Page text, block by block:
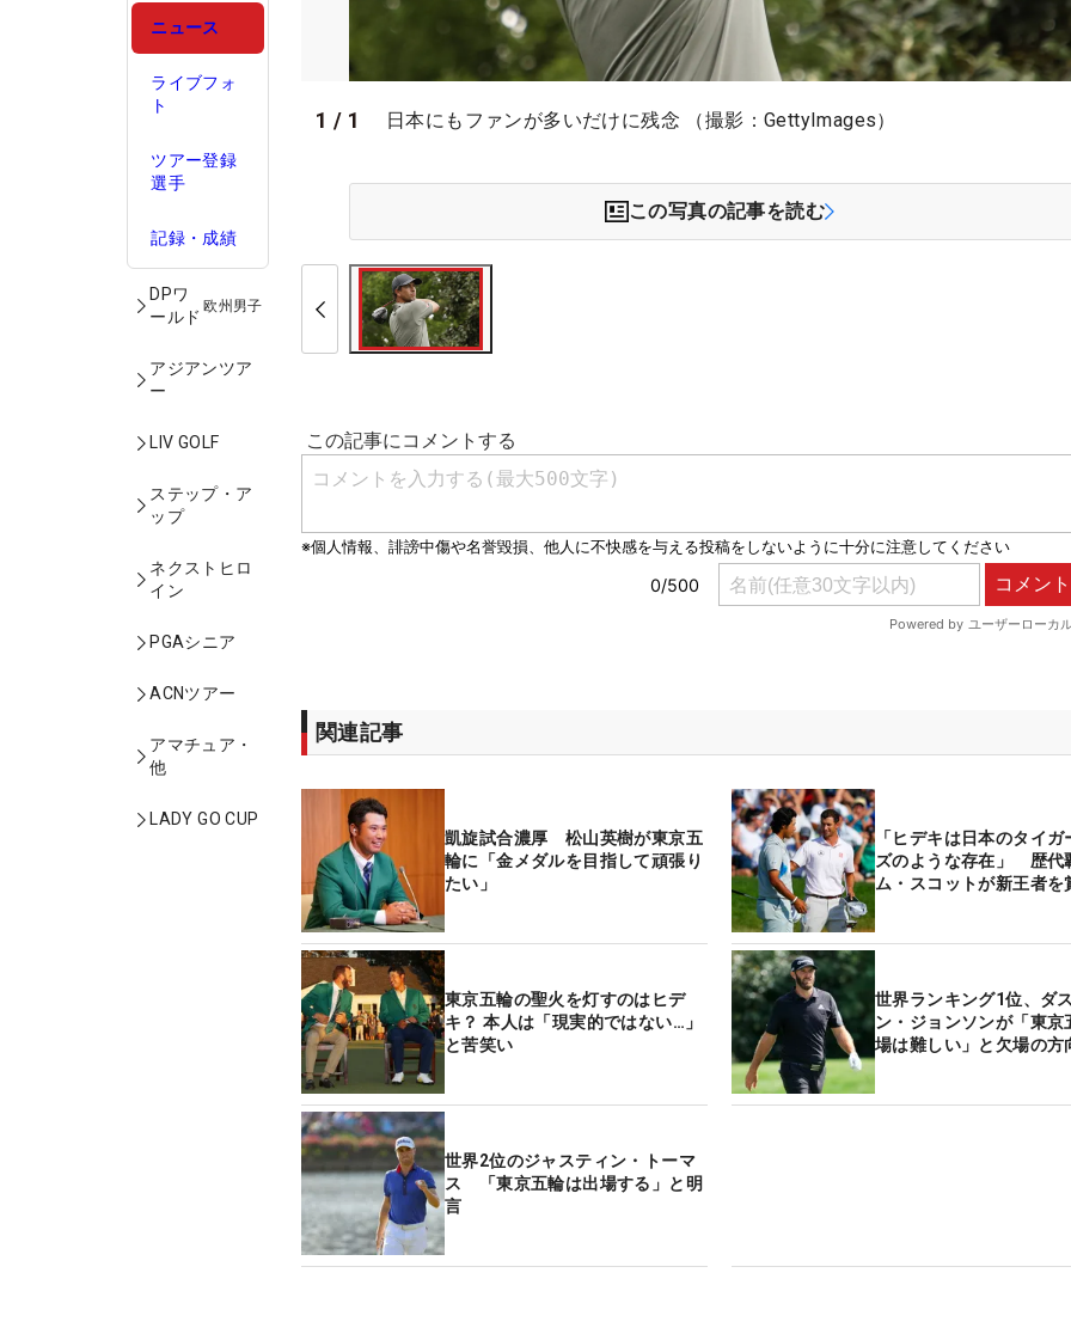
ニュース
ライブフォ
ト
ツアー登録
選手
記録・成績
DPワ
ールド
欧州男子
アジアンツア
ー
LIV GOLF
ステップ・ア
ップ
ネクストヒロ
イン
PGAシニア
ACNツアー
アマチュア・
他
LADY GO CUP
1 / 1 日本にもファンが多いだけに残念 （撮影：GettyImages）
この写真の記事を読む
関連記事
凱旋試合濃厚 松山英樹が東京五
輪に「金メダルを目指して頑張り
たい」
「ヒデキは日本のタイ
ズのような存在」 歴代
ム・スコットが新王者を
東京五輪の聖火を灯すのはヒデ
キ？ 本人は「現実的ではない…」
と苦笑い
世界ランキング1位、ダ
ン・ジョンソンが「東京
場は難しい」と欠場の方
世界2位のジャスティン・トーマ
ス 「東京五輪は出場する」と明
言